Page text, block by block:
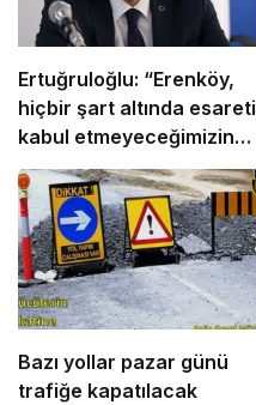
Ertuğruloğlu: “Erenköy,
hiçbir şart altında esareti
kabul etmeyeceğimizin
en açık kanıtıdır”
Bazı yollar pazar günü
trafiğe kapatılacak